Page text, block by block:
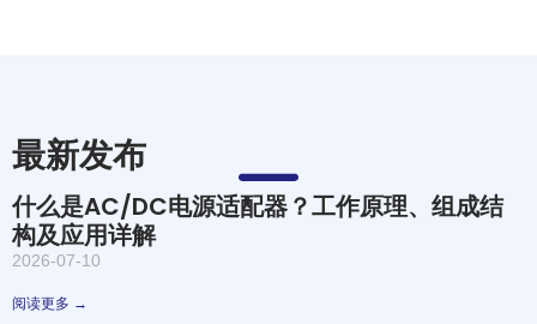
最新发布
什么是AC/DC电源适配器？工作原理、组成结
构及应用详解
2026-07-10
阅读更多 →